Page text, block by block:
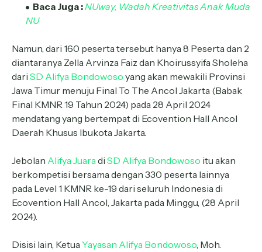
Baca Juga :NUway, Wadah Kreativitas Anak Muda
NU
Namun, dari 160 peserta tersebut hanya 8 Peserta dan 2
diantaranya Zella Arvinza Faiz dan Khoirussyifa Sholeha
dari SD Alifya Bondowoso yang akan mewakili Provinsi
Jawa Timur menuju Final To The Ancol Jakarta (Babak
Final KMNR 19 Tahun 2024) pada 28 April 2024
mendatang yang bertempat di Ecovention Hall Ancol
Daerah Khusus Ibukota Jakarta.
Jebolan Alifya Juaradi SD Alifya Bondowoso itu akan
berkompetisi bersama dengan 330 peserta lainnya
pada Level 1 KMNR ke-19 dari seluruh Indonesia di
Ecovention Hall Ancol, Jakarta pada Minggu, (28 April
2024).
Disisi lain, KetuaYayasan Alifya Bondowoso, Moh.